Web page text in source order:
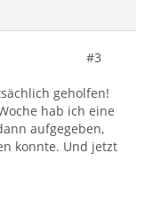
#3
geholfen!
hab ich eine
aufgegeben,
konnte. Und jetzt